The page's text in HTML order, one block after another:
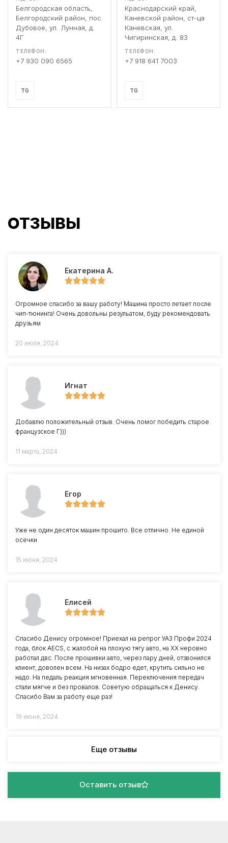
Белгородская область,
Белгородский район, пос.
Дубовое, ул. Лунная, д.
4Г
ТЕЛЕФОН:
+7 930 090 6565
TG
Краснодарский край,
Каневской район, ст-ца
Каневская, ул.
Чигиринская, д. 83
ТЕЛЕФОН:
+7 918 641 7003
TG
ОТЗЫВЫ
Екатерина А.
Огромное спасибо за вашу работу! Машина просто летает после
чип-тюнинга! Очень довольны резульатом, буду рекомендовать
друзьям
20 июля, 2024
Игнат
Добавлю положительный отзыв. Очень помог победить старое
французское Г)))
11 марта, 2024
Егор
Уже не один десяток машин прошито. Все отлично. Не единой
осечки
15 июня, 2024
Елисей
Спасибо Денису огромное! Приехал на репрог УАЗ Профи 2024
года, блок AECS, с жалобой на плохую тягу авто, на ХХ неровно
работал двс. После прошивки авто, через пару дней, отзвонился
клиент, доволен всем. На низах бодро едет, крутить сильно не
надо. На педаль реакция мгновенная. Переключения передач
стали мягче и без провалов. Советую обращаться к Денису.
Спасибо Вам за работу еще раз!
19 июня, 2024
Еще отзывы
Оставить отзыв